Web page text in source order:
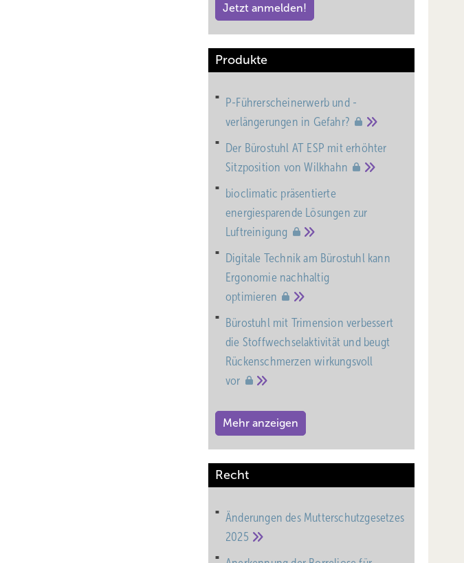
Jetzt anmelden!
Produkte
P-Führerscheinerwerb und -
verlängerungen in Gefahr?
Der Bürostuhl AT ESP mit erhöhter
Sitzposition vonWilkhahn
bioclimatic präsentierte
energiesparende Lösungen zur
Luftreinigung
Digitale Technik am Bürostuhl kann
Ergonomie nachhaltig
optimieren
Bürostuhl mit Trimension verbessert
die Stoffwechselaktivität und beugt
Rückenschmerzen wirkungsvoll
vor
Mehr anzeigen
Recht
Änderungen des Mutterschutz­gesetzes
2025